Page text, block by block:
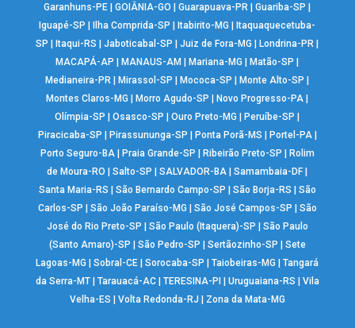
Garanhuns-PE |GOIÂNIA-GO |Guarapuava-PR |Guariba-SP |
Iguapé-SP |Ilha Comprida-SP |Itabirito-MG |Itaquaquecetuba-
SP |Itaqui-RS |Jaboticabal-SP |Juiz de Fora-MG |Londrina-PR |
MACAPÁ-AP |MANAUS-AM |Mariana-MG |Matão-SP |
Medianeira-PR |Mirassol-SP |Mococa-SP |Monte Alto-SP |
Montes Claros-MG |Morro Agudo-SP |Novo Progresso-PA |
Olímpia-SP |Osasco-SP |Ouro Preto-MG |Peruíbe-SP |
Piracicaba-SP | Pirassununga-SP | Ponta Porã-MS | Portel-PA|
Porto Seguro-BA| Praia Grande-SP | Ribeirão Preto-SP | Rolim
de Moura-RO |Salto-SP |SALVADOR-BA |Samambaia-DF |
Santa Maria-RS | São Bernardo Campo-SP | São Borja-RS | São
Carlos-SP | São João Paraíso-MG | São José Campos-SP | São
José do Rio Preto-SP | São Paulo (Itaquera)-SP | São Paulo
(Santo Amaro)-SP | São Pedro-SP | Sertãozinho-SP | Sete
Lagoas-MG |Sobral-CE |Sorocaba-SP |Taiobeiras-MG |Tangará
da Serra-MT| Tarauacá-AC| TERESINA-PI | Uruguaiana-RS | Vila
Velha-ES | Volta Redonda-RJ | Zona da Mata-MG